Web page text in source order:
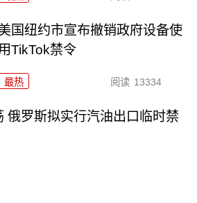
国纽约市宣布撤销政府设备使
TikTok禁令
最热 阅读 13334
俄罗斯拟实行汽油出口临时禁